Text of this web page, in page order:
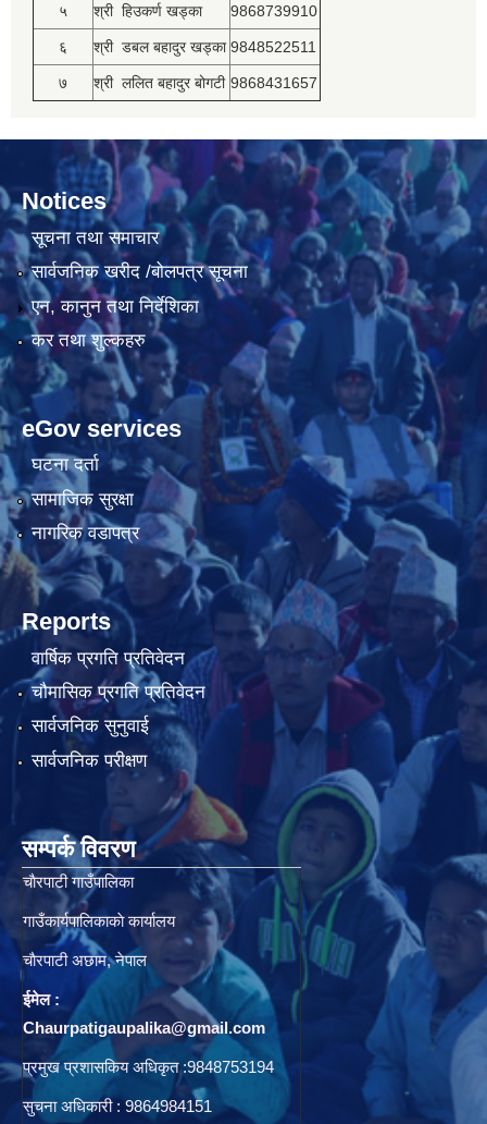
५ श्री हिउकर्ण खड्का 9868739910
६ श्री डबल बहादुर खड्का 9848522511
७ श्री ललित बहादुर बोगटी 9868431657
Notices
सूचना तथा समाचार
सार्वजनिक खरीद /बोलपत्र सूचना
एन, कानुन तथा निर्देशिका
कर तथा शुल्कहरु
eGov services
घटना दर्ता
सामाजिक सुरक्षा
नागरिक वडापत्र
Reports
वार्षिक प्रगति प्रतिवेदन
चौमासिक प्रगति प्रतिवेदन
सार्वजनिक सुनुवाई
सार्वजनिक परीक्षण
सम्पर्क विवरण
चाैरपाटी गाउँपालिका
गाउँकार्यपालिकाकाे कार्यालय
चाैरपाटी अछाम, नेपाल
ईमेल :
Chaurpatigaupalika@gmail.com
प्रमुख प्रशासकिय अधिकृत :9848753194
सुचना अधिकारी : 9864984151